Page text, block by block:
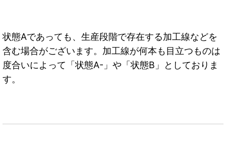
状態Aであっても、生産段階で存在する加工線などを
含む場合がございます。加工線が何本も目立つものは
度合いによって「状態A-」や「状態B」としておりま
す。